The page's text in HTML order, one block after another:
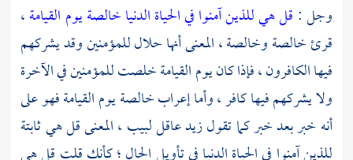
وجل : قل هي للذين آمنوا في الحياة الدنيا خالصة يوم القيامة،
قرئ خالصة وخالصة ، المعنى أنها حلال للمؤمنين وقد يشركهم
فيها الكافرون ، فإذا كان يوم القيامة خلصت للمؤمنين في الآخرة
ولا يشركهم فيها كافر ، وأما إعراب خالصة يوم القيامة فهو على
أنه خبر بعد خبر كما تقولزيدعاقل لبيب ، المعنى قل هي ثابتة